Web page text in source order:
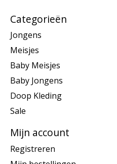
Categorieën
Jongens
Meisjes
Baby Meisjes
Baby Jongens
Doop Kleding
Sale
Mijn account
Registreren